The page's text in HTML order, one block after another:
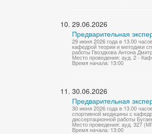
29.06.2026
Предварительная
29 июня 2026 года в 13.00
кафедрой теории и методики
работы Гвоздкова Антона
Место проведения: ауд. 2 -
Время начала: 13:00
30.06.2026
Предварительная
30 июня 2026 года в 13.00
спортивной медицины с
диссертационной работы
Место проведения: ауд. 327
Время начала: 13:00